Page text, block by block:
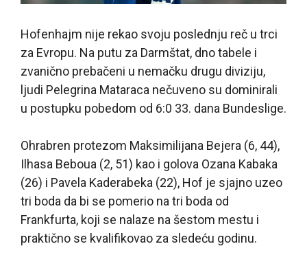
Hofenhajm nije rekao svoju poslednju reč u trci
za Evropu. Na putu za Darmštat, dno tabele i
zvanično prebačeni u nemačku drugu diviziju,
ljudi Pelegrina Mataraca nečuveno su dominirali
u postupku pobedom od 6:0 33. dana Bundeslige.
Ohrabren protezom Maksimilijana Bejera (6, 44),
Ilhasa Beboua (2, 51) kao i golova Ozana Kabaka
(26) i Pavela Kaderabeka (22), Hof je sjajno uzeo
tri boda da bi se pomerio na tri boda od
Frankfurta, koji se nalaze na šestom mestu i
praktično se kvalifikovao za sledeću godinu.